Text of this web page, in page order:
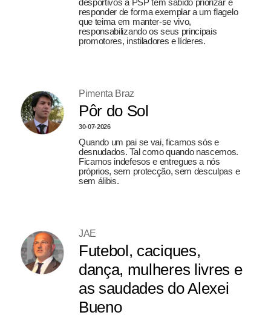
desportivos a PSP tem sabido priorizar e
responder de forma exemplar a um flagelo
que teima em manter-se vivo,
responsabilizando os seus principais
promotores, instiladores e líderes.
Pimenta Braz
Pôr do Sol
30-07-2026
Quando um pai se vai, ficamos sós e
desnudados. Tal como quando nascemos.
Ficamos indefesos e entregues a nós
próprios, sem protecção, sem desculpas e
sem álibis.
JAE
Futebol, caciques,
dança, mulheres livres e
as saudades do Alexei
Bueno